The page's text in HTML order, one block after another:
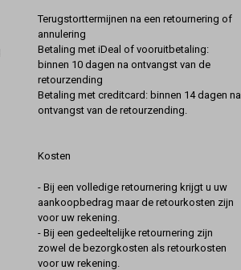
Terugstorttermijnen na een retournering of
annulering
Betaling met iDeal of vooruitbetaling:
binnen 10 dagen na ontvangst van de
retourzending
Betaling met creditcard: binnen 14 dagen na
ontvangst van de retourzending.
Kosten
- Bij een volledige retournering krijgt u uw
aankoopbedrag maar de retourkosten zijn
voor uw rekening.
- Bij een gedeeltelijke retournering zijn
zowel de bezorgkosten als retourkosten
voor uw rekening.